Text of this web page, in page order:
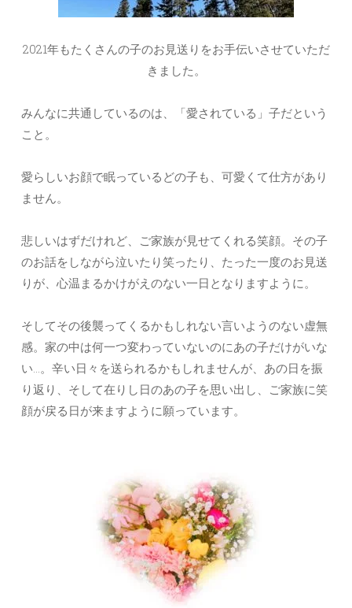
2021年もたくさんの子のお見送りをお手伝いさせていただ
きました。
みんなに共通しているのは、「愛されている」子だという
こと。
愛らしいお顔で眠っているどの子も、可愛くて仕方があり
ません。
悲しいはずだけれど、ご家族が見せてくれる笑顔。その子
のお話をしながら泣いたり笑ったり、たった一度のお見送
りが、心温まるかけがえのない一日となりますように。
そしてその後襲ってくるかもしれない言いようのない虚無
感。家の中は何一つ変わっていないのにあの子だけがいな
い…。辛い日々を送られるかもしれませんが、あの日を振
り返り、そして在りし日のあの子を思い出し、ご家族に笑
顔が戻る日が来ますように願っています。